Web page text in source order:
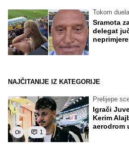
Tokom
Sramota
delegat
NAJČITANIJE IZ KATEGORIJE
1
Prelijepe
Igrači
Kerim
aerodrom